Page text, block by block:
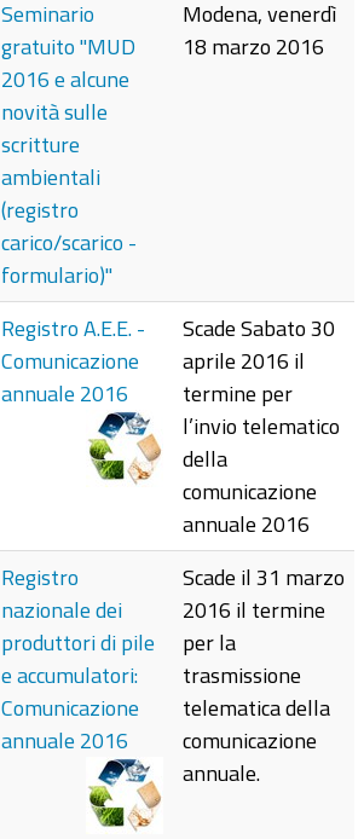
Seminario
gratuito "MUD
2016 e alcune
novità sulle
scritture
ambientali
(registro
carico/scarico -
formulario)"
Modena, venerdì
18 marzo 2016
Registro A.E.E. -
Comunicazione
annuale 2016
Scade Sabato 30
aprile 2016 il
termine per
l’invio telematico
della
comunicazione
annuale 2016
Registro
nazionale dei
produttori di pile
e accumulatori:
Comunicazione
annuale 2016
Scade il 31 marzo
2016 il termine
per la
trasmissione
telematica della
comunicazione
annuale.